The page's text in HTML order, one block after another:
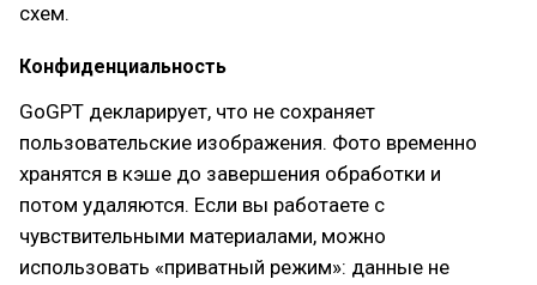
схем.
Конфиденциальность
GoGPT декларирует, что не сохраняет
пользовательские изображения. Фото временно
хранятся в кэше до завершения обработки и
потом удаляются. Если вы работаете с
чувствительными материалами, можно
использовать «приватный режим»: данные не